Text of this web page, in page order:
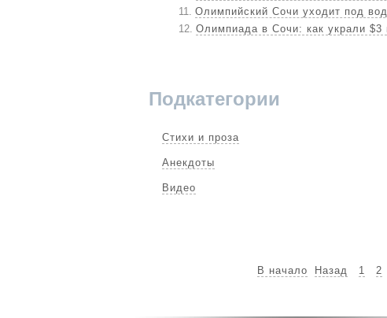
Олимпийский Сочи уходит под
Олимпиада в Сочи: как украли $3
Подкатегории
Стихи и проза
Анекдоты
Видео
В начало Назад 1 2